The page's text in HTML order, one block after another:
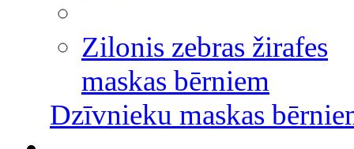
Zilonis zebras žirafes
maskas bērniem
Dzīvnieku maskas